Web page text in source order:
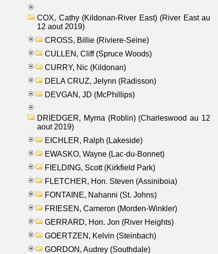
COX, Cathy (Kildonan-River East) (River East au
12 aout 2019)
CROSS, Billie (Riviere-Seine)
CULLEN, Cliff (Spruce Woods)
CURRY, Nic (Kildonan)
DELA CRUZ, Jelynn (Radisson)
DEVGAN, JD (McPhillips)
DRIEDGER, Myrna (Roblin) (Charleswood au 12
aout 2019)
EICHLER, Ralph (Lakeside)
EWASKO, Wayne (Lac-du-Bonnet)
FIELDING, Scott (Kirkfield Park)
FLETCHER, Hon. Steven (Assiniboia)
FONTAINE, Nahanni (St. Johns)
FRIESEN, Cameron (Morden-Winkler)
GERRARD, Hon. Jon (River Heights)
GOERTZEN, Kelvin (Steinbach)
GORDON, Audrey (Southdale)